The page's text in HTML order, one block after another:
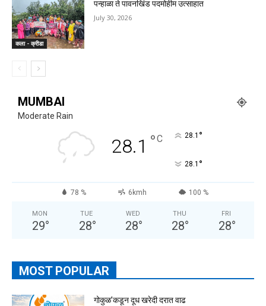
कला - क्रीडा
पन्हाळा ते पावनखिंड पदमोहीम उत्साहात
July 30, 2026
MUMBAI
Moderate Rain
28.1 °C 28.1 °
28.1 °
78 % 6kmh 100 %
MON
29°
TUE
28°
WED
28°
THU
28°
FRI
28°
MOST POPULAR
गोकुळ’कडून दूध खरेदी दरात वाढ